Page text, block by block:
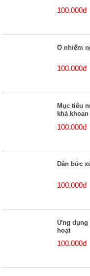
100.000đ
Ô nhiễm
100.000đ
Mục tiêu
khả khoan
100.000đ
Dân bức
100.000đ
Ứng
hoạt
100.000đ